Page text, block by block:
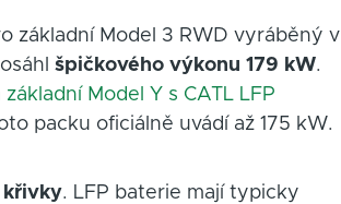
základní Model 3 RWD vyráběný v
špičkového výkonu 179 kW.
Model Y s CATL LFP
packu oficiálně uvádí až 175 kW.
křivky. LFP baterie mají typicky